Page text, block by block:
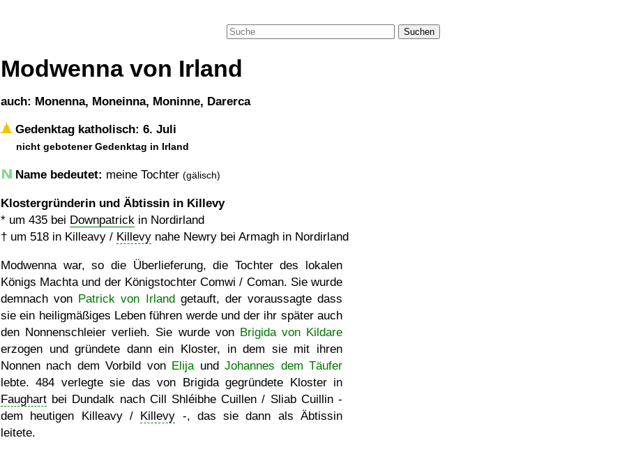
Suchen
Modwenna von Irland
auch: Monenna, Moneinna, Moninne, Darerca
Gedenktag katholisch: 6. Juli
nicht gebotener Gedenktag in Irland
Name bedeutet: meine Tochter (gälisch)
Klostergründerin und Äbtissin in Killevy
* um 435 bei Downpatrick in Nordirland
† um 518 in Killeavy / Killevy nahe Newry bei Armagh in Nordirland
Modwenna war, so die Überlieferung, die Tochter des lokalen
Königs Machta und der Königstochter Comwi / Coman. Sie wurde
demnach von Patrick von Irlandgetauft, der voraussagte dass
sie ein heiligmäßiges Leben führen werde und der ihr später auch
den Nonnenschleier verlieh. Sie wurde von Brigida von Kildare
erzogen und gründete dann ein Kloster, in dem sie mit ihren
Nonnen nach dem Vorbild von ElijaundJohannes dem Täufer
lebte. 484 verlegte sie das von Brigida gegründete Kloster in
Faughart bei Dundalk nach Cill Shléibhe Cuillen / Sliab Cuillin -
dem heutigen Killeavy / Killevy -, das sie dann als Äbtissin
leitete.